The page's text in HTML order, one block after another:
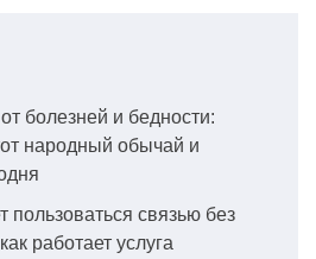
болезней и бедности:
народный обычай и
пользоваться связью без
работает услуга